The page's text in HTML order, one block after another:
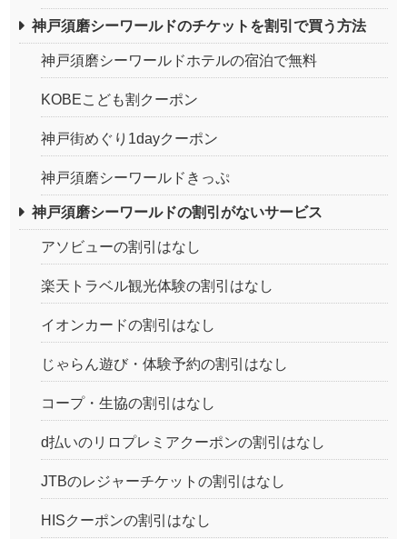
神戸須磨シーワールドのチケットを割引で買う方法
神戸須磨シーワールドホテルの宿泊で無料
KOBEこども割クーポン
神戸街めぐり1dayクーポン
神戸須磨シーワールドきっぷ
神戸須磨シーワールドの割引がないサービス
アソビューの割引はなし
楽天トラベル観光体験の割引はなし
イオンカードの割引はなし
じゃらん遊び・体験予約の割引はなし
コープ・生協の割引はなし
d払いのリロプレミアクーポンの割引はなし
JTBのレジャーチケットの割引はなし
HISクーポンの割引はなし